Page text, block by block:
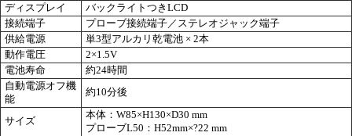
ディスプレイ
バックライトつきLCD
接続端子
プローブ接続端子／ステレオジャック端子
供給電源
単3型アルカリ乾電池 × 2本
動作電圧
2×1.5V
電池寿命
約24時間
自動電源オフ機
能
約10分後
サイズ
本体：W85×H130×D30 mm
プローブL50：H52mm×?22 mm